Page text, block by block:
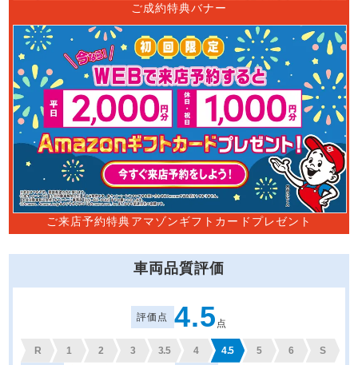
車両品質評価
評価点 4.5 点
R 1 2 3 3.5 4 4.5 5 6 S
ご成約特典バナー
ご来店予約特典アマゾンギフトカードプレゼント